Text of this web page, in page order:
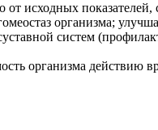
исходных
организма;
систем
организма действию